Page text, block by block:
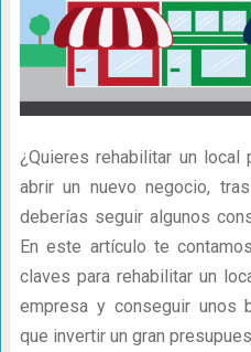
¿Quieres rehabilitar un
abrir un nuevo negocio,
deberías seguir algunos
En este artículo te
claves para rehabilitar un
empresa y conseguir unos
que invertir un gran